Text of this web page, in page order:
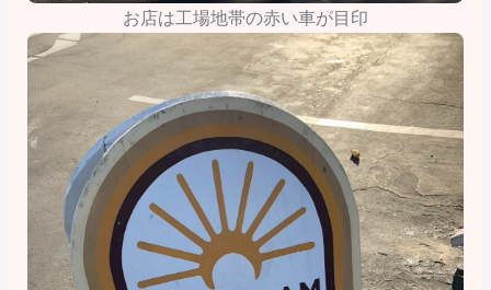
お店は工場地帯の赤い車が目印